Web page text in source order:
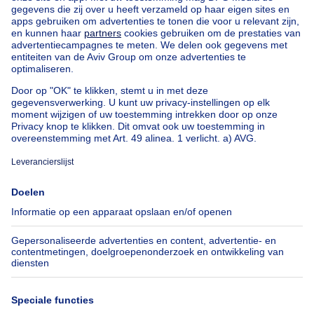
Bungalow te koop
Chalet te koop
Kasteel te koop
Landhuis te koop
Gebouw gemengd gebruik te koop
Andere panden te koop
Manoir te koop
Onze huizen buiten BelgiëHuis te koop Frankrijk
Huis te koop Spanje
Huis te koop Luxemburg
Huis te koop Nederland
Over
Immoweb
Pers
Jobs
Axel Springer Group
SeLoger.com
Immowelt.de
Tools
Belfius
Verzekeringen
Verhuis checklist